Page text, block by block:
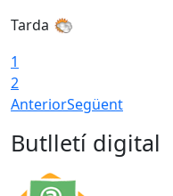
Tarda
1
2
AnteriorSegüent
Butlletí digital